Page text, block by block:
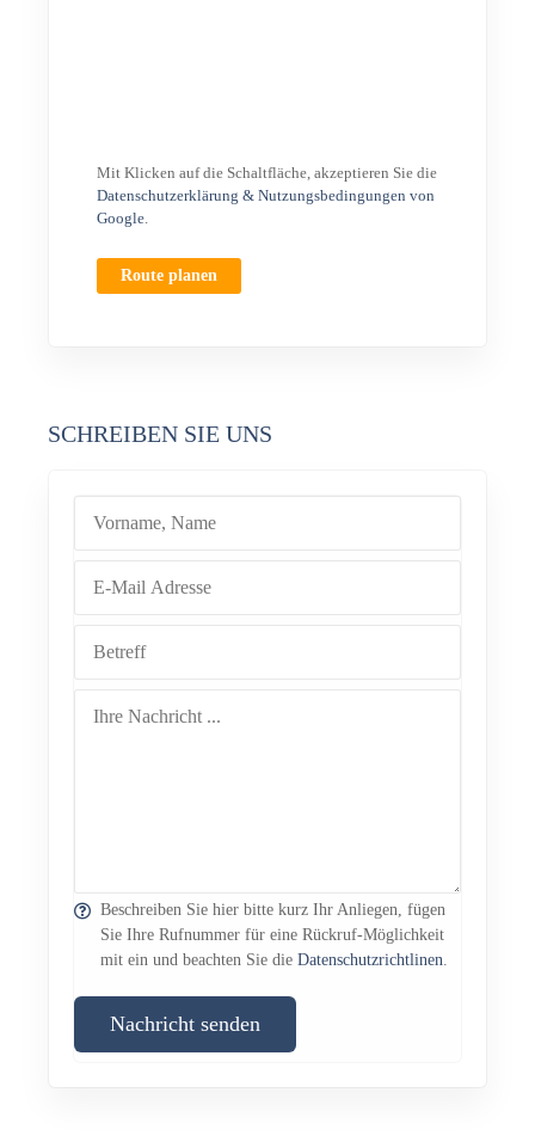
Mit Klicken auf die Schaltfläche, akzeptieren Sie die
Datenschutzerklärung & Nutzungsbedingungen von
Google.
Route planen
SCHREIBEN SIE UNS
Beschreiben Sie hier bitte kurz Ihr Anliegen, fügen
Sie Ihre Rufnummer für eine Rückruf-Möglichkeit
mit ein und beachten Sie die Datenschutzrichtlinen
Nachricht senden